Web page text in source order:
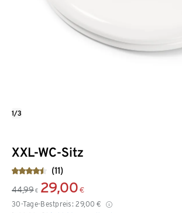
XXL-WC-Sitz
(11)
44,99 € 29,00 €
30-Tage-Bestpreis: 29,00 €
1/3